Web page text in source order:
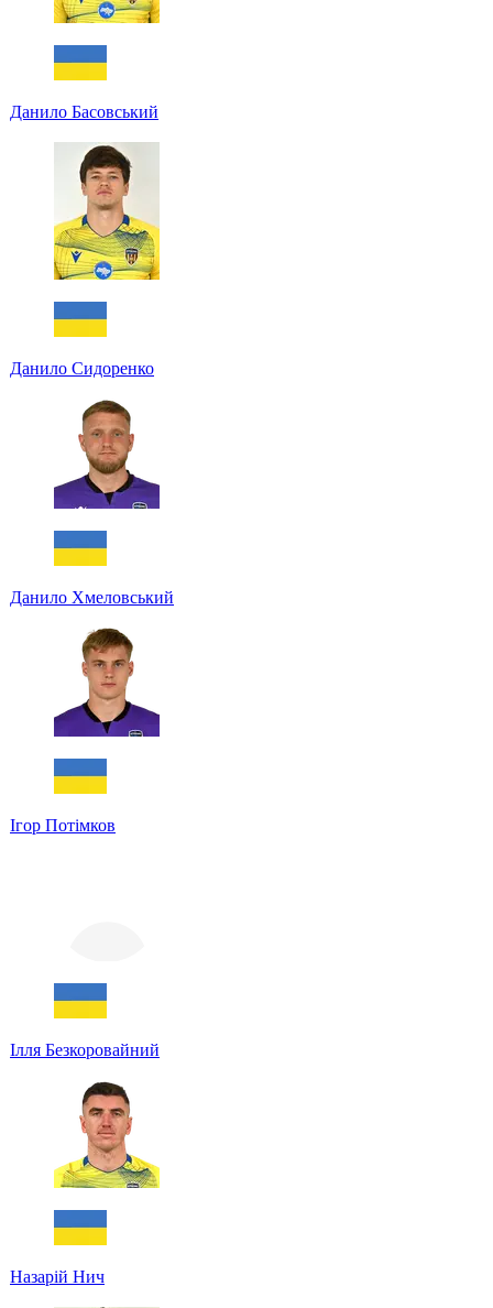
Данило Басовський
Данило Сидоренко
Данило Хмеловський
Ігор Потімков
Ілля Безкоровайний
Назарій Нич